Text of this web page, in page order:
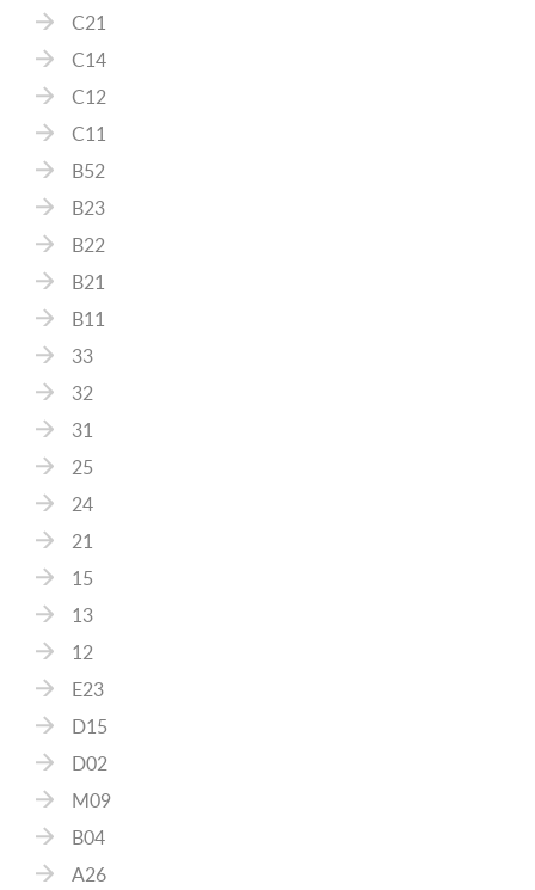
C21
C14
C12
C11
B52
B23
B22
B21
B11
33
32
31
25
24
21
15
13
12
E23
D15
D02
M09
B04
A26